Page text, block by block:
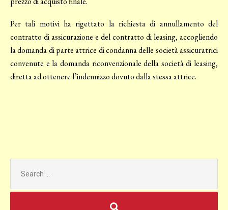
Per tali motivi ha rigettato la richiesta di annullamento del
contratto di assicurazione e del contratto di leasing, accogliendo
la domanda di parte attrice di condanna delle società assicuratrici
convenute e la domanda riconvenzionale della società di leasing,
diretta ad ottenere l’indennizzo dovuto dalla stessa attrice.
for: